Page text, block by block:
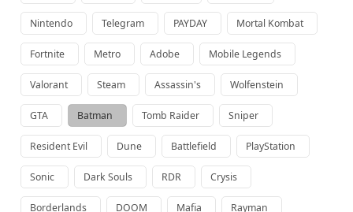
Nintendo Telegram PAYDAY Mortal Kombat
Fortnite Metro Adobe Mobile Legends
Valorant Steam Assassin's Wolfenstein
GTA Batman Tomb Raider Sniper
Resident Evil Dune Battlefield PlayStation
Sonic Dark Souls RDR Crysis
Borderlands DOOM Mafia Rayman